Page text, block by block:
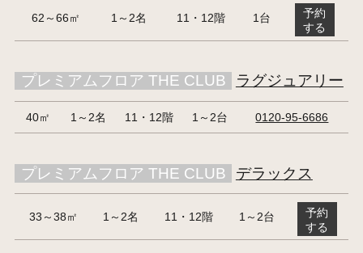
62～66㎡ 1～2名 11・12階 1台
予約
する
プレミアムフロア THE CLUB ラグジュアリー
40㎡ 1～2名 11・12階 1～2台 0120-95-6686
プレミアムフロア THE CLUB デラックス
33～38㎡ 1～2名 11・12階 1～2台
予約
する